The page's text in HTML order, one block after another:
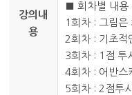
강의내
용
■ 회차별 내용
1회차 : 그림은
2회차 : 기초적
3회차 : 1점 투
4회차 : 어반스
5회차 : 2점투